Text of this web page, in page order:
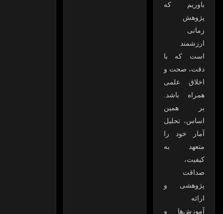
باوریم که
پژوهش
زمانی
ارزشمند
است که با
دقت، صحت و
اخلاق علمی
همراه باشد.
بر همین
اساس، تحلیل
آمار خود را
متعهد به
کیفیت،
صداقت
پژوهشی و
ارائه
آموزش‌ها و